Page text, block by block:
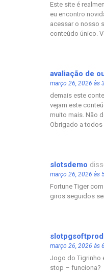
Este site é
eu encontro
acessar o nosso
conteúdo único.
avaliação de
março 26, 2026 às
demais este
vejam este
muito mais. Não
Obrigado a todos
slotsdemo
março 26, 2026 às
Fortune Tiger
giros seguidos
março 26, 2026 às
Jogo do Tigrinho
stop – funciona?